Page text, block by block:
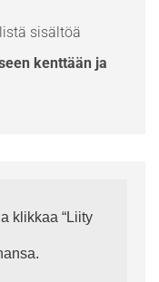
sisältöä
kenttään ja
klikkaa “Liity